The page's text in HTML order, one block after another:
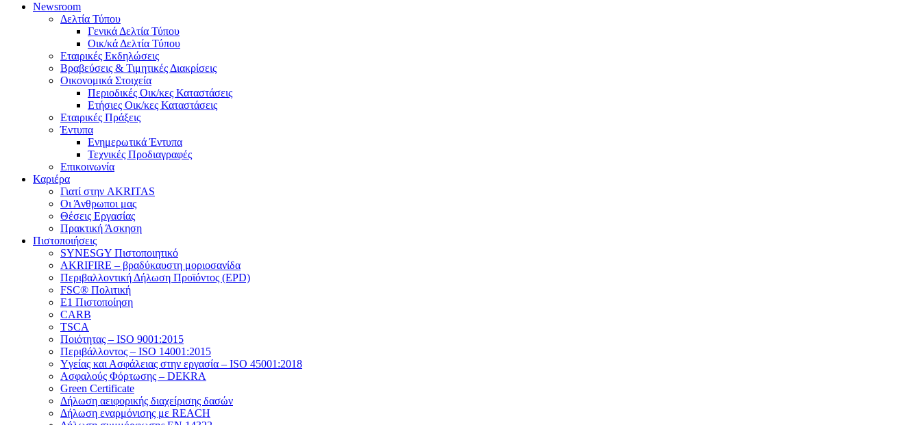
Newsroom
Δελτία Τύπου
Γενικά Δελτία Τύπου
Οικ/κά Δελτία Τύπου
Εταιρικές Εκδηλώσεις
Βραβεύσεις & Τιμητικές Διακρίσεις
Οικονομικά Στοιχεία
Περιοδικές Οικ/κες Καταστάσεις
Ετήσιες Οικ/κες Καταστάσεις
Εταιρικές Πράξεις
Έντυπα
Ενημερωτικά Έντυπα
Τεχνικές Προδιαγραφές
Επικοινωνία
Καριέρα
Γιατί στην AKRITAS
Οι Άνθρωποι μας
Θέσεις Εργασίας
Πρακτική Άσκηση
Πιστοποιήσεις
SYNESGY Πιστοποιητικό
AKRIFIRE – βραδύκαυστη μοριοσανίδα
Περιβαλλοντική Δήλωση Προϊόντος (EPD)
FSC® Πολιτική
E1 Πιστοποίηση
CARB
TSCA
Πoιότητας – ISO 9001:2015
Περιβάλλοντος – ISO 14001:2015
Yγείας και Ασφάλειας στην εργασία – ISO 45001:2018
Ασφαλούς Φόρτωσης – DEKRA
Green Certificate
Δήλωση αειφορικής διαχείρισης δασών
Δήλωση εναρμόνισης με REACH